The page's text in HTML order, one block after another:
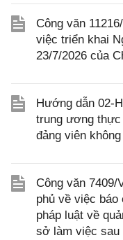
Công văn
việc triển khai
23/7/2026 của
Hướng dẫn 02-
trung ương thực
đảng viên
Công văn 7409/
phủ về việc
pháp luật về
sở làm việc sau